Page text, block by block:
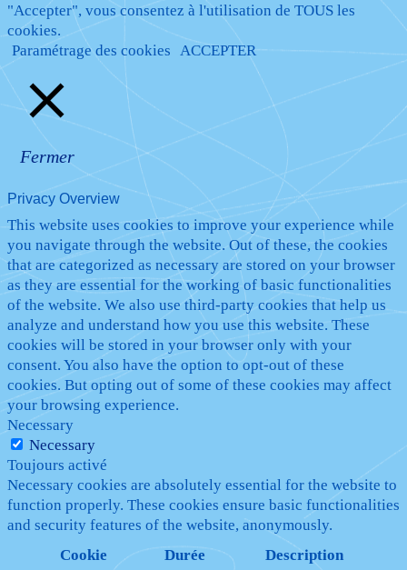
"Accepter", vous consentez à l'utilisation de TOUS les
cookies.
Paramétrage des cookies
ACCEPTER
Fermer
Privacy Overview
This website uses cookies to improve your experience while
you navigate through the website. Out of these, the cookies
that are categorized as necessary are stored on your browser
as they are essential for the working of basic functionalities
of the website. We also use third-party cookies that help us
analyze and understand how you use this website. These
cookies will be stored in your browser only with your
consent. You also have the option to opt-out of these
cookies. But opting out of some of these cookies may affect
your browsing experience.
Necessary
Necessary
Toujours activé
Necessary cookies are absolutely essential for the website to
function properly. These cookies ensure basic functionalities
and security features of the website, anonymously.
Cookie
Durée Description